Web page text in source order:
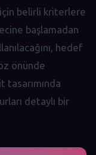
belirli kriterlere
başlamadan
hedef
önünde
tasarımında
detaylı bir